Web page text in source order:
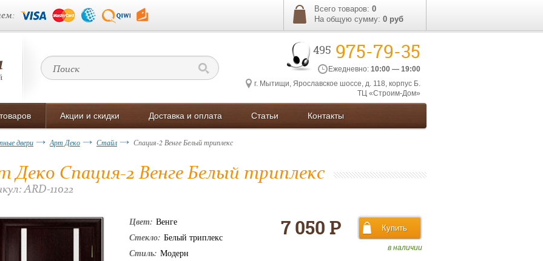
Всего товаров: 0
На общую сумму: 0 руб
495 975-79-35
Ежедневно: 10:00 — 19:00
г. Мытищи, Ярославское шоссе, д. 118, корпус Б.
ТЦ «Строим-Дом»
Акции и скидки Доставка и оплата Статьи Контакты
двери Арт Деко Стайл Спация-2 Венге Белый триплекс
Деко Спация-2 Венге Белый триплекс
ARD-11022
Цвет: Венге
Стекло: Белый триплекс
Стиль: Модерн
7 050 Р
в наличии